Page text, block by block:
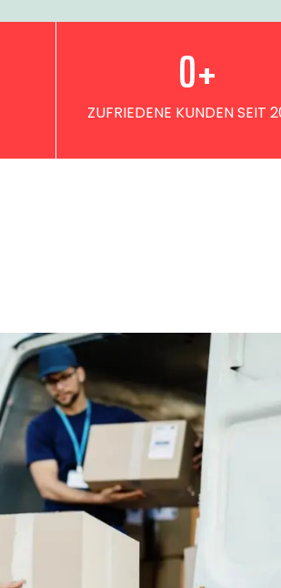
ZUFRIEDENE KUNDEN SEIT
0+